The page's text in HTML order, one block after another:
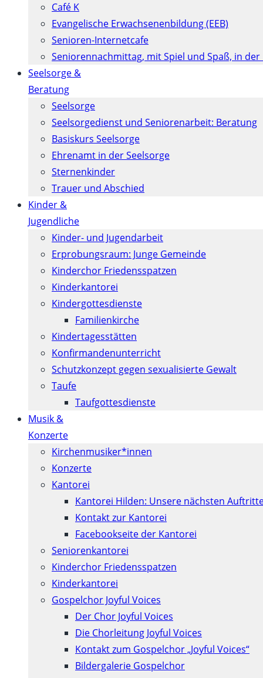
Café K
Evangelische Erwachsenenbildung (EEB)
Senioren-Internetcafe
Seniorennachmittag, mit Spiel und Spaß, in
Seelsorge &
Beratung
Seelsorge
Seelsorgedienst und Seniorenarbeit: Beratung
Basiskurs Seelsorge
Ehrenamt in der Seelsorge
Sternenkinder
Trauer und Abschied
Kinder &
Jugendliche
Kinder- und Jugendarbeit
Erprobungsraum: Junge Gemeinde
Kinderchor Friedensspatzen
Kinderkantorei
Kindergottesdienste
Familienkirche
Kindertagesstätten
Konfirmanden­unterricht
Schutzkonzept gegen sexualisierte Gewalt
Taufe
Taufgottesdienste
Musik &
Konzerte
Kirchenmusiker*innen
Konzerte
Kantorei
Kantorei Hilden: Unsere nächsten
Kontakt zur Kantorei
Facebookseite der Kantorei
Seniorenkantorei
Kinderchor Friedensspatzen
Kinderkantorei
Gospelchor Joyful Voices
Der Chor Joyful Voices
Die Chorleitung Joyful Voices
Kontakt zum Gospelchor „Joyful Voices“
Bildergalerie Gospelchor